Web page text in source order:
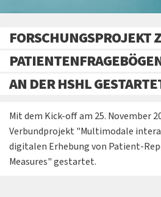
FORSCHUNGSPROJEKT
AN DER HSHL
Mit dem Kick-off am 25. November
Verbundprojekt "Multimodale
digitalen Erhebung von Patient-
Measures" gestartet.